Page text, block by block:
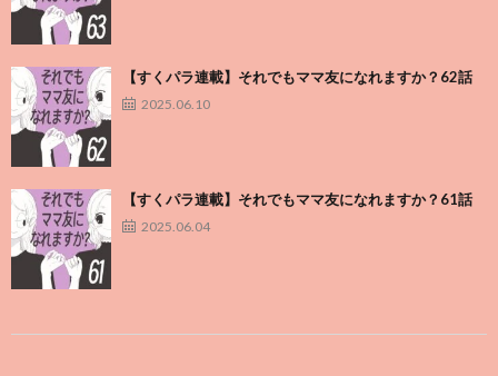
【すくパラ連載】それでもママ友になれますか？62話
2025.06.10
【すくパラ連載】それでもママ友になれますか？61話
2025.06.04